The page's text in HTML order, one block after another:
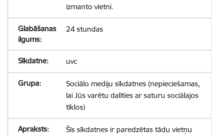
izmanto vietni.
24 stundas
uvc
Sociālo mediju sīkdatnes (nepieciešamas,
lai Jūs varētu dalīties ar saturu sociālajos
tīklos)
Šīs sīkdatnes ir paredzētas tādu vietņu